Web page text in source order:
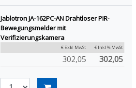
Jablotron JA-162PC-AN Drahtloser PIR-
Bewegungsmelder mit
Verifizierungskamera
€ Exkl MwSt € Inkl % MwSt
302,05 302,05